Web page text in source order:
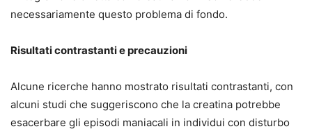
necessariamente questo problema di fondo.
Risultati contrastanti e precauzioni
Alcune ricerche hanno mostrato risultati contrastanti, con
alcuni studi che suggeriscono che la creatina potrebbe
esacerbare gli episodi maniacali in individui con disturbo